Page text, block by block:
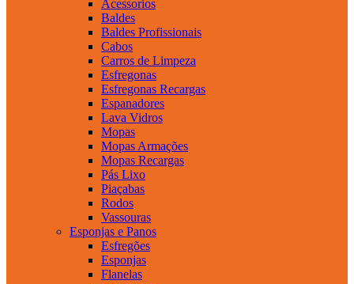
Acessorios
Baldes
Baldes Profissionais
Cabos
Carros de Limpeza
Esfregonas
Esfregonas Recargas
Espanadores
Lava Vidros
Mopas
Mopas Armações
Mopas Recargas
Pás Lixo
Piaçabas
Rodos
Vassouras
Esponjas e Panos
Esfregões
Esponjas
Flanelas